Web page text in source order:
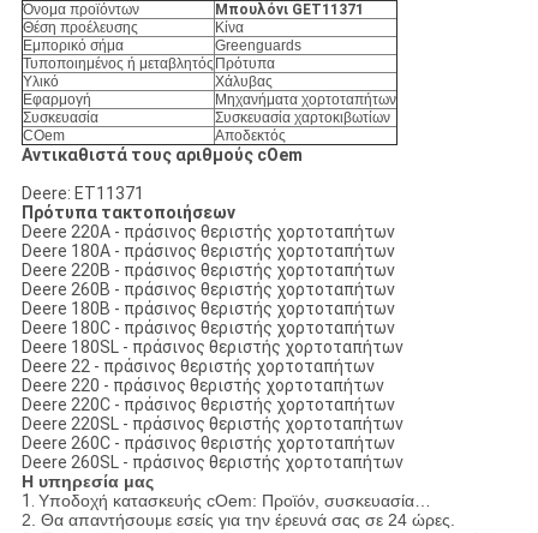
Όνομα προϊόντων
Μπουλόνι GET11371
Θέση προέλευσης
Κίνα
Εμπορικό σήμα
Greenguards
Τυποποιημένος ή μεταβλητός Πρότυπα
Υλικό
Χάλυβας
Εφαρμογή
Μηχανήματα χορτοταπήτων
Συσκευασία
Συσκευασία χαρτοκιβωτίων
COem
Αποδεκτός
Αντικαθιστά τους αριθμούς cOem
Deere: ET11371
Πρότυπα τακτοποιήσεων
Deere 220A - πράσινος θεριστής χορτοταπήτων
Deere 180A - πράσινος θεριστής χορτοταπήτων
Deere 220B - πράσινος θεριστής χορτοταπήτων
Deere 260B - πράσινος θεριστής χορτοταπήτων
Deere 180B - πράσινος θεριστής χορτοταπήτων
Deere 180C - πράσινος θεριστής χορτοταπήτων
Deere 180SL - πράσινος θεριστής χορτοταπήτων
Deere 22 - πράσινος θεριστής χορτοταπήτων
Deere 220 - πράσινος θεριστής χορτοταπήτων
Deere 220C - πράσινος θεριστής χορτοταπήτων
Deere 220SL - πράσινος θεριστής χορτοταπήτων
Deere 260C - πράσινος θεριστής χορτοταπήτων
Deere 260SL - πράσινος θεριστής χορτοταπήτων
Η υπηρεσία μας
1. Υποδοχή κατασκευής cOem: Προϊόν, συσκευασία…
2. Θα απαντήσουμε εσείς για την έρευνά σας σε 24 ώρες.